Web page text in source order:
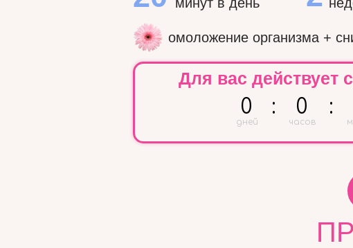
Для вас действует
омоложение организма +
0
дней
: 0
часов
: